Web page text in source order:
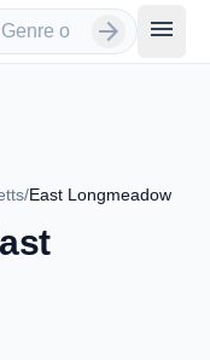
arrow_forward menu
/East Longmeadow